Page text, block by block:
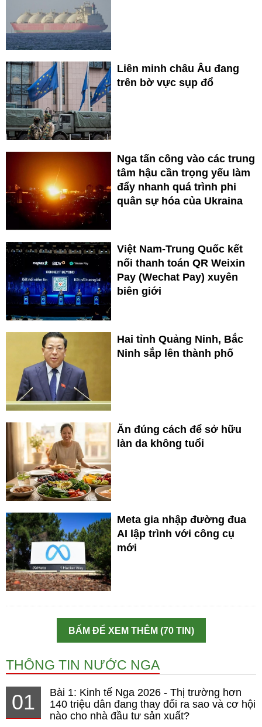
Liên minh châu Âu đang
trên bờ vực sụp đổ
Nga tấn công vào các trung
tâm hậu cần trọng yếu làm
đẩy nhanh quá trình phi
quân sự hóa của Ukraina
Việt Nam-Trung Quốc kết
nối thanh toán QR Weixin
Pay (Wechat Pay) xuyên
biên giới
Hai tỉnh Quảng Ninh, Bắc
Ninh sắp lên thành phố
Ăn đúng cách để sở hữu
làn da không tuổi
Meta gia nhập đường đua
AI lập trình với công cụ
mới
BẤM ĐỂ XEM THÊM (70 TIN)
THÔNG TIN NƯỚC NGA
01
Bài 1: Kinh tế Nga 2026 - Thị trường hơn
140 triệu dân đang thay đổi ra sao và cơ hội
nào cho nhà đầu tư sản xuất?